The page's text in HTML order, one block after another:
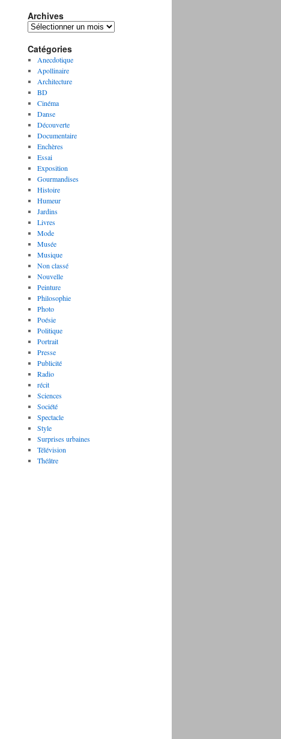
Archives
A
c
h
i
v
e
s
Catégories
Anecdotique
Apollinaire
Architecture
BD
Cinéma
Danse
Découverte
Documentaire
Enchères
Essai
Exposition
Gourmandises
Histoire
Humeur
Jardins
Livres
Mode
Musée
Musique
Non classé
Nouvelle
Peinture
Philosophie
Photo
Poésie
Politique
Portrait
Presse
Publicité
Radio
récit
Sciences
Société
Spectacle
Style
Surprises urbaines
Télévision
Théâtre